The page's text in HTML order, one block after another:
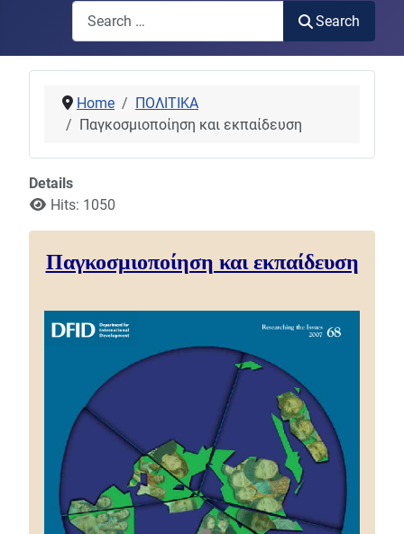
Search
Search
Home
ΠΟΛΙΤΙΚΑ
Παγκοσμιοποίηση και εκπαίδευση
Details
Hits: 1050
Παγκοσμιοποίηση και εκπαίδευση